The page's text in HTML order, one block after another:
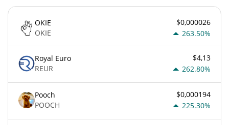
OKIE
OKIE
$0,000026
263.50%
Royal Euro
REUR
$4,13
262.80%
Pooch
POOCH
$0,000194
225.30%